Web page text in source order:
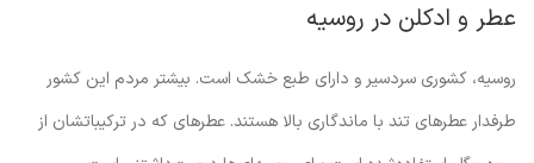
عطر و ادکلن در روسیه
روسیه، کشوری سردسیر و دارای طبع خشک است. بیشتر مردم این کشور
طرفدار عطرهای تند با ماندگاری بالا هستند. عطرهای که در ترکیباتشان از